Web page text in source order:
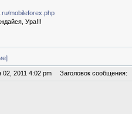
mobileforex.php
Ура!!!
2011 4:02 pm Заголовок сообщения: